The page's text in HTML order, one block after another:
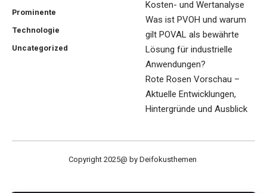
Prominente
Technologie
Uncategorized
Kosten- und Wertanalyse
Was ist PVOH und warum
gilt POVAL als bewährte
Lösung für industrielle
Anwendungen?
Rote Rosen Vorschau –
Aktuelle Entwicklungen,
Hintergründe und Ausblick
Copyright 2025@ by Deifokusthemen